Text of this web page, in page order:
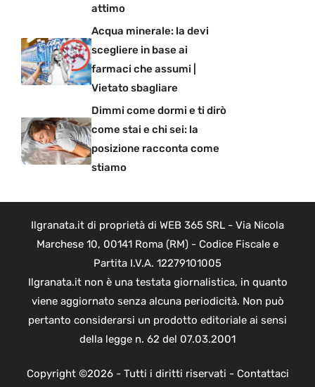
attimo
Acqua minerale: la devi
scegliere in base ai
farmaci che assumi |
Vietato sbagliare
Dimmi come dormi e ti dirò
come stai e chi sei: la
posizione racconta come
stiamo
Ilgranata.it di proprietà di WEB 365 SRL - Via Nicola
Marchese 10, 00141 Roma (RM) - Codice Fiscale e
Partita I.V.A. 12279101005
Ilgranata.it non è una testata giornalistica, in quanto
viene aggiornato senza alcuna periodicità. Non può
pertanto considerarsi un prodotto editoriale ai sensi
della legge n. 62 del 07.03.2001
Copyright ©2026 - Tutti i diritti riservati - Contattaci